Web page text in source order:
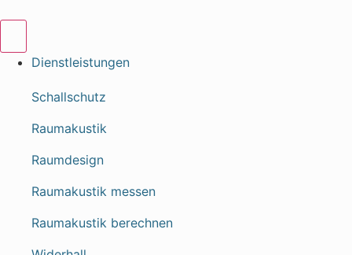
Dienstleistungen
Schallschutz
Raumakustik
Raumdesign
Raumakustik messen
Raumakustik berechnen